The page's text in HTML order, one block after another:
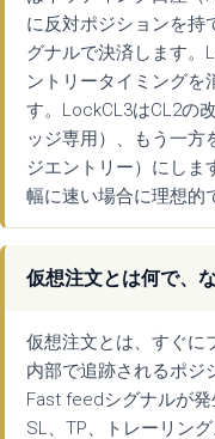
に反対ポジションを持
グナルで決済します。
ントリータイミングを
す。LockCL3はCL2の
ッジ専用）、もう一方
ジエントリー）にしま
幅に速い場合に理想的
仮想注文とは何で、
仮想注文とは、すぐに
内部で追跡されるポジ
Fast feedシグナルが
SL、TP、トレーリン